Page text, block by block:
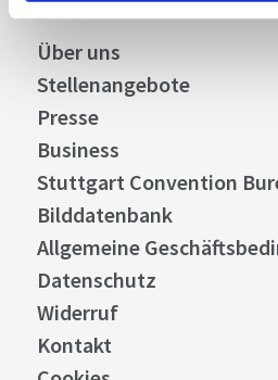
Über uns
Stellenangebote
Presse
Business
Stuttgart Convention
Bilddatenbank
Allgemeine
Datenschutz
Widerruf
Kontakt